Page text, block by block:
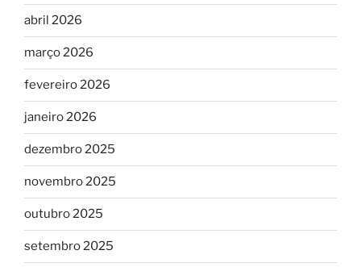
abril 2026
março 2026
fevereiro 2026
janeiro 2026
dezembro 2025
novembro 2025
outubro 2025
setembro 2025